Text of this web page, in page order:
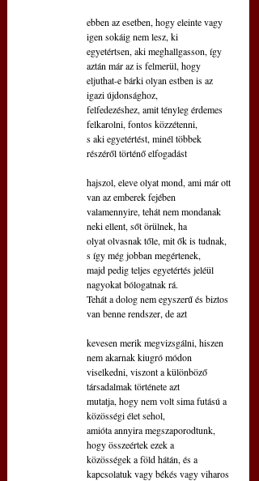
ebben az esetben, hogy eleinte vagy
igen sokáig nem lesz, ki
egyetértsen, aki meghallgasson, így
aztán már az is felmerül, hogy
eljuthat-e bárki olyan estben is az
igazi újdonsághoz,
felfedezéshez, amit tényleg érdemes
felkarolni, fontos közzétenni,
s aki egyetértést, minél többek
részéről történő elfogadást
hajszol, eleve olyat mond, ami már ott
van az emberek fejében
valamennyire, tehát nem mondanak
neki ellent, sőt örülnek, ha
olyat olvasnak tőle, mit ők is tudnak,
s így még jobban megértenek,
majd pedig teljes egyetértés jeléül
nagyokat bólogatnak rá.
Tehát a dolog nem egyszerű és biztos
van benne rendszer, de azt
kevesen merik megvizsgálni, hiszen
nem akarnak kiugró módon
viselkedni, viszont a különböző
társadalmak története azt
mutatja, hogy nem volt sima futású a
közösségi élet sehol,
amióta annyira megszaporodtunk,
hogy összeértek ezek a
közösségek a föld hátán, és a
kapcsolatuk vagy békés vagy viharos